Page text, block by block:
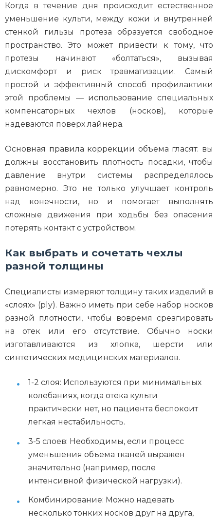
Когда в течение дня происходит естественное
уменьшение культи, между кожи и внутренней
стенкой гильзы протеза образуется свободное
пространство. Это может привести к тому, что
протезы начинают «болтаться», вызывая
дискомфорт и риск травматизации. Самый
простой и эффективный способ профилактики
этой проблемы — использование специальных
компенсаторных чехлов (носков), которые
надеваются поверх лайнера.
Основная правила коррекции объема гласят: вы
должны восстановить плотность посадки, чтобы
давление внутри системы распределялось
равномерно. Это не только улучшает контроль
над конечности, но и помогает выполнять
сложные движения при ходьбы без опасения
потерять контакт с устройством.
Как выбрать и сочетать чехлы
разной толщины
Специалисты измеряют толщину таких изделий в
«слоях» (ply). Важно иметь при себе набор носков
разной плотности, чтобы вовремя среагировать
на отек или его отсутствие. Обычно носки
изготавливаются из хлопка, шерсти или
синтетических медицинских материалов.
1-2 слоя: Используются при минимальных
колебаниях, когда отека культи
практически нет, но пациента беспокоит
легкая нестабильность.
3-5 слоев: Необходимы, если процесс
уменьшения объема тканей выражен
значительно (например, после
интенсивной физической нагрузки).
Комбинирование: Можно надевать
несколько тонких носков друг на друга,